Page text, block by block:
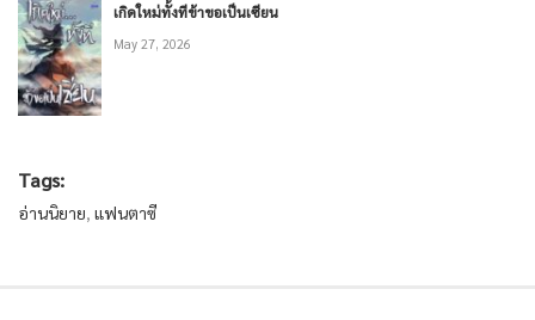
เกิดใหม่ทั้งทีข้าขอเป็นเซียน
May 27, 2026
Tags:
อ่านนิยาย, แฟนตาซี